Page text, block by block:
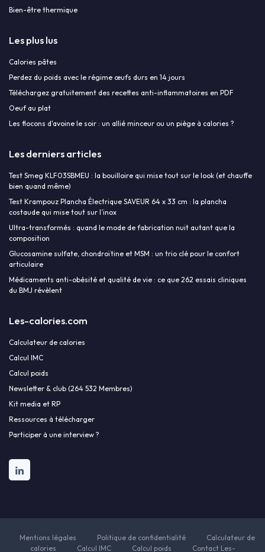
Bien-être thermique
Les plus lus
Calories pâtes
Perdez du poids avec le régime œufs durs en 14 jours
Téléchargez gratuitement des recettes anti-inflammatoires en PDF
Oeuf au plat
Les flocons d'avoine le soir : un allié minceur ou un piège à calories ?
Les derniers articles
Test Smeg KLF03SBMEU : la bouilloire qui mise tout sur le look (et chauffe
bien quand même)
Test Krampouz Plancha Électrique SAVEUR 64 x 33 cm : la plancha
costaude qui mise tout sur l’inox
Ultra-transformés : quand le mode de fabrication nuit autant que la
composition
Glucosamine sulfate, chondroïtine et MSM : un trio clé pour le confort
articulaire
Médicaments anti-obésité et qualité de vie : ce que 262 essais cliniques
du BMJ révèlent
Les-calories.com
Calculateur de calories
Calcul IMC
Calcul poids
Newsletter & club (264 532 Membres)
Kit media et RP
Ressources à télécharger
Participer à une interview ?
Mentions légales Politique de confidentialité
Calculateur de
calories
Calcul IMC Calcul poids Contact Les-